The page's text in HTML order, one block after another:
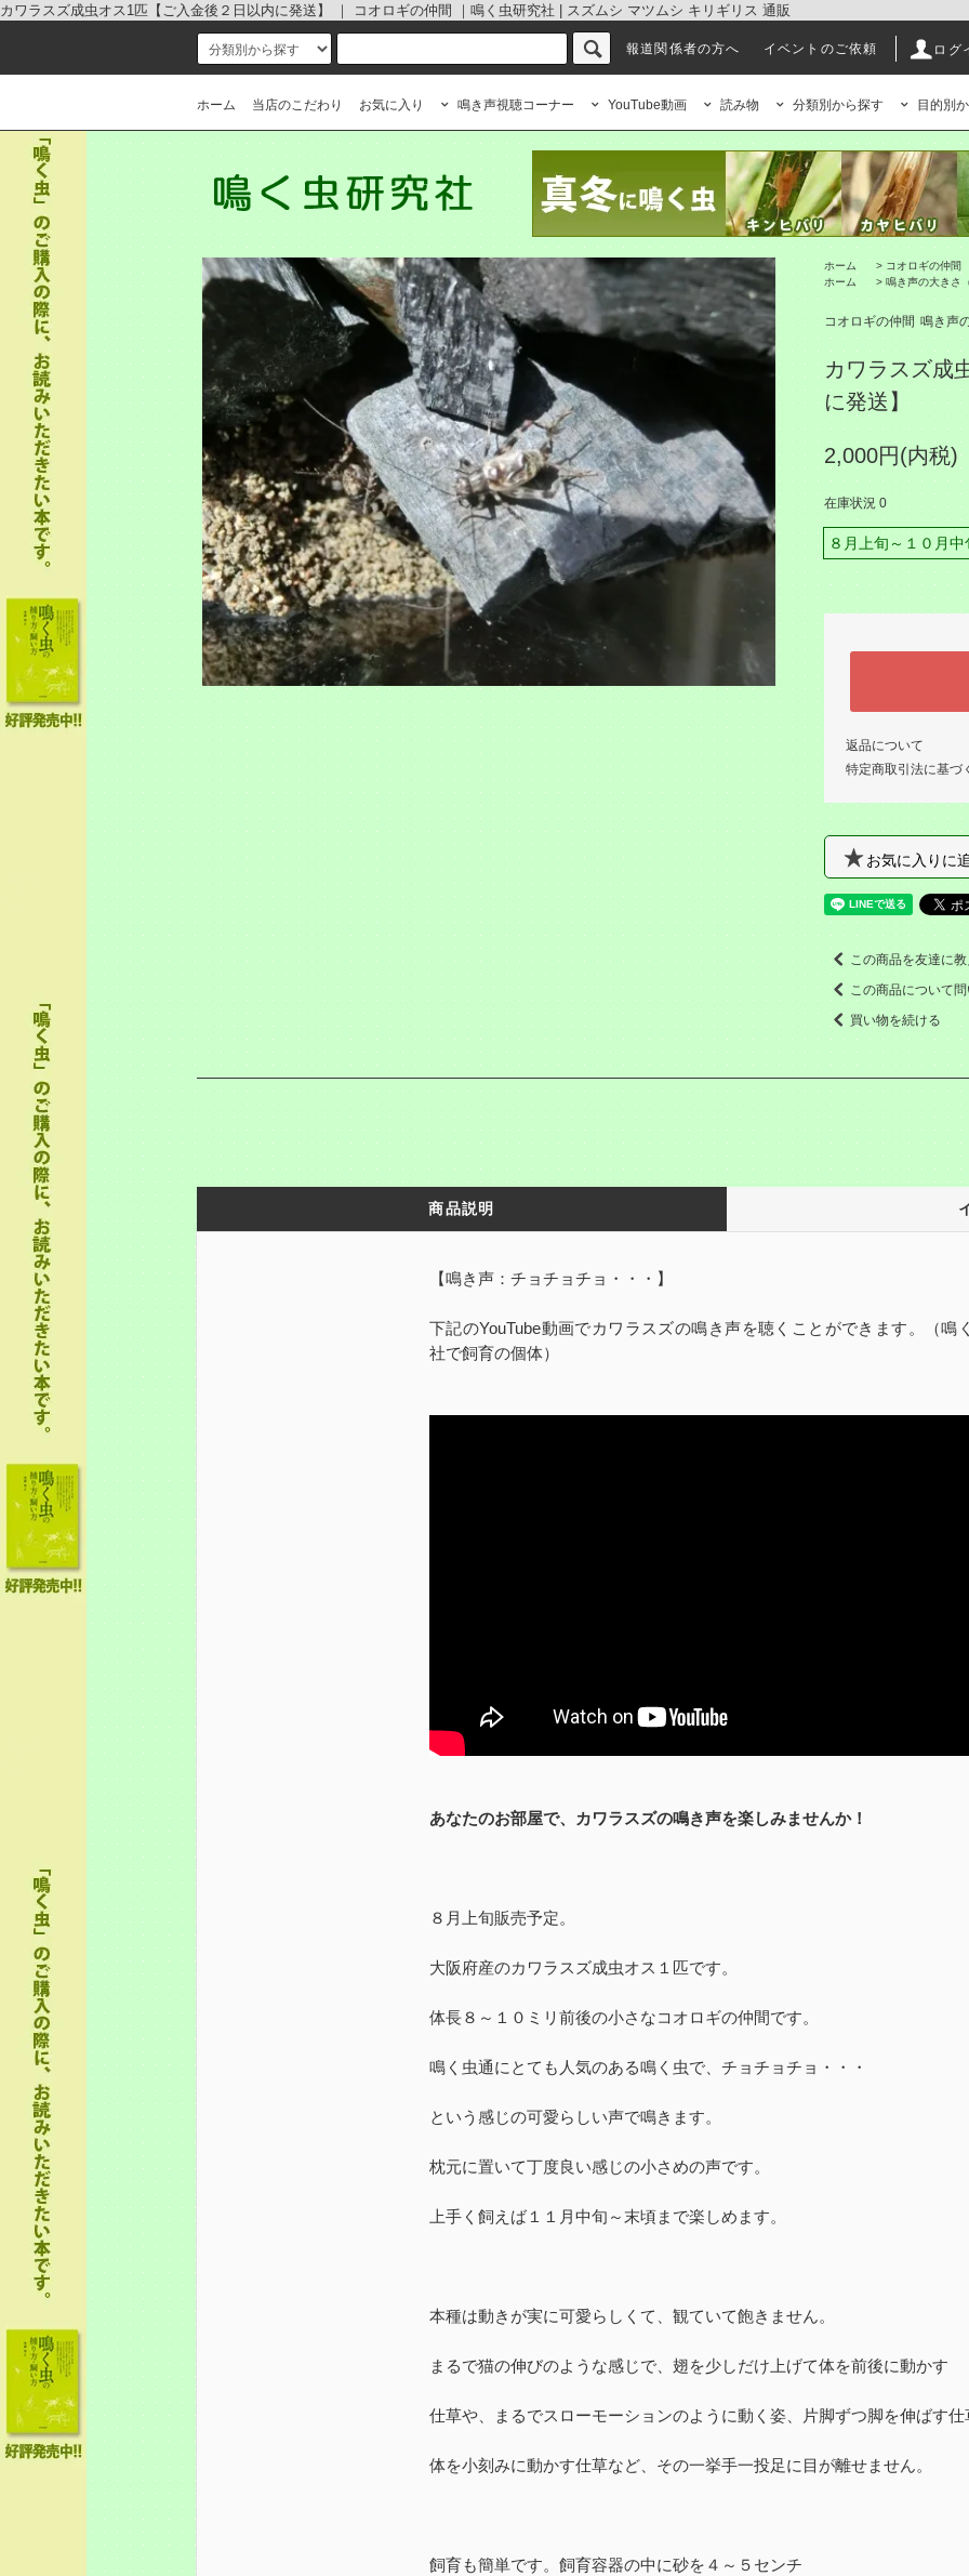
カワラスズ成虫オス1匹【ご入金後２日以内に発送】 ｜ コオロギの仲間 ｜鳴く虫研究社 | スズムシ マツムシ キリギリス 通販
ログ
報道関係者の方へ イベントのご依頼
ホーム 当店のこだわり お気に入り 鳴き声視聴コーナー YouTube動画 読み物 分類別から探す 目的別
ホーム > コオロギの仲間
ホーム
> 鳴き声の大きさ
コオロギの仲間 鳴き声
カワラスズ成
に発送】
2,000円(内税)
在庫状況 0
８月上旬～１０月中
返品について
特定商取引法に基づ
お気に入りに
この商品を友達に
この商品について
買い物を続ける
商品説明
【鳴き声：チョチョチョ・・・】
下記のYouTube動画でカワラスズの鳴き声を聴くことができます。（鳴
社で飼育の個体）
あなたのお部屋で、カワラスズの鳴き声を楽しみませんか！
８月上旬販売予定。
大阪府産のカワラスズ成虫オス１匹です。
体長８～１０ミリ前後の小さなコオロギの仲間です。
鳴く虫通にとても人気のある鳴く虫で、チョチョチョ・・・
という感じの可愛らしい声で鳴きます。
枕元に置いて丁度良い感じの小さめの声です。
上手く飼えば１１月中旬～末頃まで楽しめます。
本種は動きが実に可愛らしくて、観ていて飽きません。
まるで猫の伸びのような感じで、翅を少しだけ上げて体を前後に動かす
仕草や、まるでスローモーションのように動く姿、片脚ずつ脚を伸ばす仕
体を小刻みに動かす仕草など、その一挙手一投足に目が離せません。
飼育も簡単です。飼育容器の中に砂を４～５センチ